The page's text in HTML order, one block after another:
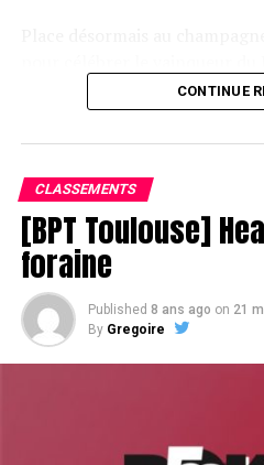
CONTINUE
CLASSEMENTS
[BPT Toulouse]
foraine
Published 8 ans ago on 21
By Gregoire